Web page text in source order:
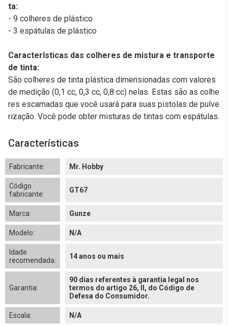
ta:
- 9 colheres de plástico
- 3 espátulas de plástico
Características das colheres de mistura e transporte
de tinta:
São colheres de tinta plástica dimensionadas com valores
de medição (0,1 cc, 0,3 cc, 0,8 cc) nelas. Estas são as colhe
res escamadas que você usará para suas pistolas de pulve
rização. Você pode obter misturas de tintas com espátulas.
Características
Fabricante: Mr. Hobby
Código
fabricante:
GT67
Marca: Gunze
Modelo: N/A
Idade
recomendada:
14 anos ou mais
Garantia:
90 dias referentes à garantia legal nos
termos do artigo 26, II, do Código de
Defesa do Consumidor.
Escala: N/A